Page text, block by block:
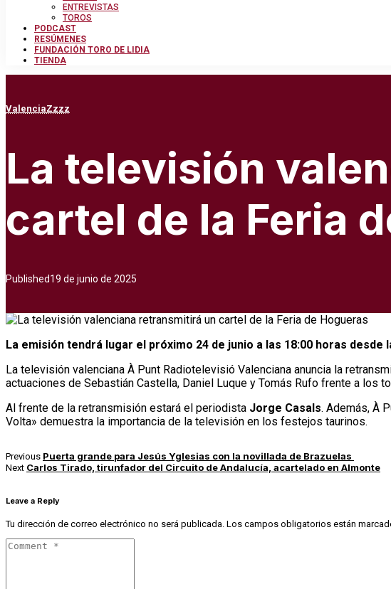
ENTREVISTAS
TOROS
PODCAST
RESÚMENES
FUNDACIÓN TORO DE LIDIA
TIENDA
ValenciaZzzz
La televisión
cartel de la Feria
Published19 de junio de 2025
La emisión tendrá lugar el próximo 24 de junio a las 18:00 horas
La televisión valenciana À Punt Radiotelevisió Valenciana anuncia la
actuaciones de Sebastián Castella, Daniel Luque y Tomás Rufo frente a los
Al frente de la retransmisión estará el periodista Jorge Casals. Además, À
Volta» demuestra la importancia de la televisión en los festejos taurinos.
Previous Puerta grande para Jesús Yglesias con la novillada de Brazuelas
Next Carlos Tirado, tirunfador del Circuito de Andalucía, acartelado en Almonte
Leave a Reply
Tu dirección de correo electrónico no será publicada. Los campos obligatorios están